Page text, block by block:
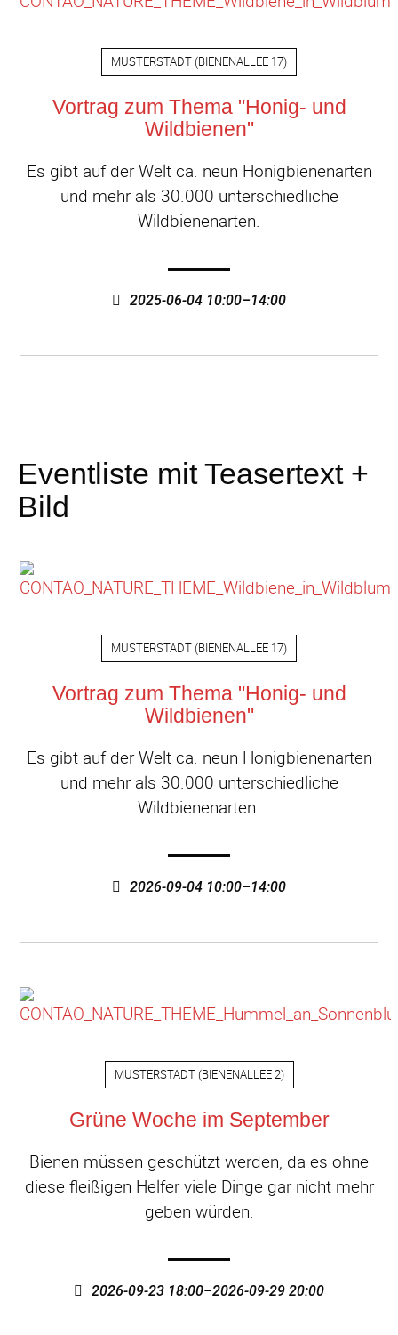
MUSTERSTADT (BIENENALLEE 17)
Vortrag zum Thema "Honig- und
Wildbienen"
Es gibt auf der Welt ca. neun Honigbienenarten
und mehr als 30.000 unterschiedliche
Wildbienenarten.
2025-06-04 10:00–14:00
Eventliste mit Teasertext +
Bild
MUSTERSTADT (BIENENALLEE 17)
Vortrag zum Thema "Honig- und
Wildbienen"
Es gibt auf der Welt ca. neun Honigbienenarten
und mehr als 30.000 unterschiedliche
Wildbienenarten.
2026-09-04 10:00–14:00
MUSTERSTADT(BIENENALLEE 2)
Grüne Woche im September
Bienen müssen geschützt werden, da es ohne
diese fleißigen Helfer viele Dinge gar nicht mehr
geben würden.
2026-09-23 18:00–2026-09-29 20:00